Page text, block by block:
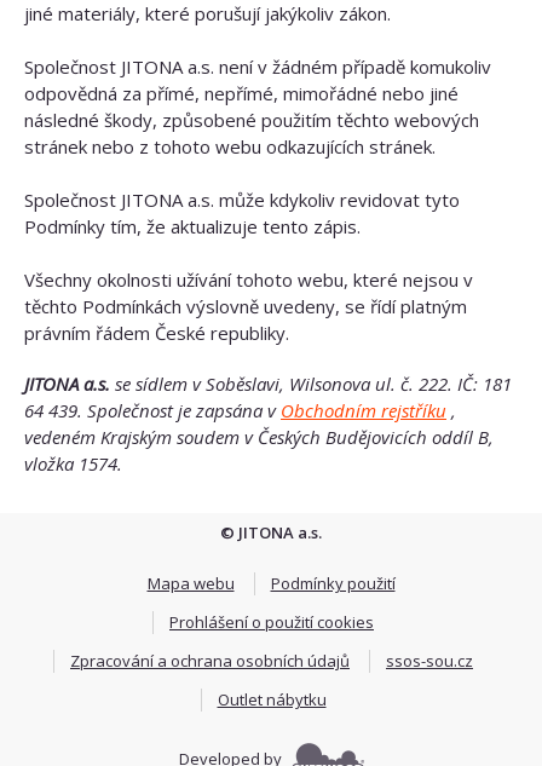
jiné materiály, které porušují jakýkoliv zákon.
Společnost JITONA a.s. není v žádném případě komukoliv
odpovědná za přímé, nepřímé, mimořádné nebo jiné
následné škody, způsobené použitím těchto webových
stránek nebo z tohoto webu odkazujících stránek.
Společnost JITONA a.s. může kdykoliv revidovat tyto
Podmínky tím, že aktualizuje tento zápis.
Všechny okolnosti užívání tohoto webu, které nejsou v
těchto Podmínkách výslovně uvedeny, se řídí platným
právním řádem České republiky.
JITONA a.s. se sídlem v Soběslavi, Wilsonova ul. č. 222. IČ: 181
64 439. Společnost je zapsána v Obchodním rejstříku ,
vedeném Krajským soudem v Českých Budějovicích oddíl B,
vložka 1574.
© JITONA a.s.
Mapa webu
Podmínky použití
Prohlášení o použití cookies
Zpracování a ochrana osobních údajů
ssos-sou.cz
Outlet nábytku
Developed by